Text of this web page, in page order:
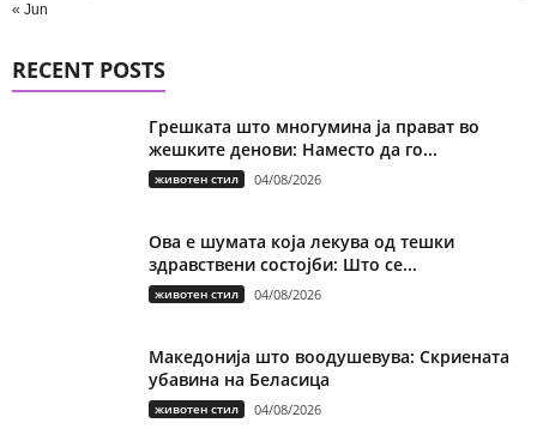
« Jun
RECENT POSTS
Грешката што многумина ја прават во
жешките денови: Наместо да го...
животен стил 04/08/2026
Ова е шумата која лекува од тешки
здравствени состојби: Што се...
животен стил 04/08/2026
Македонија што воодушевува: Скриената
убавина на Беласица
животен стил 04/08/2026